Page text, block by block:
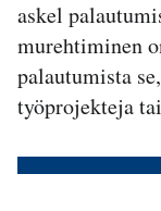
askel
murehtiminen
palautumista
työprojekteja